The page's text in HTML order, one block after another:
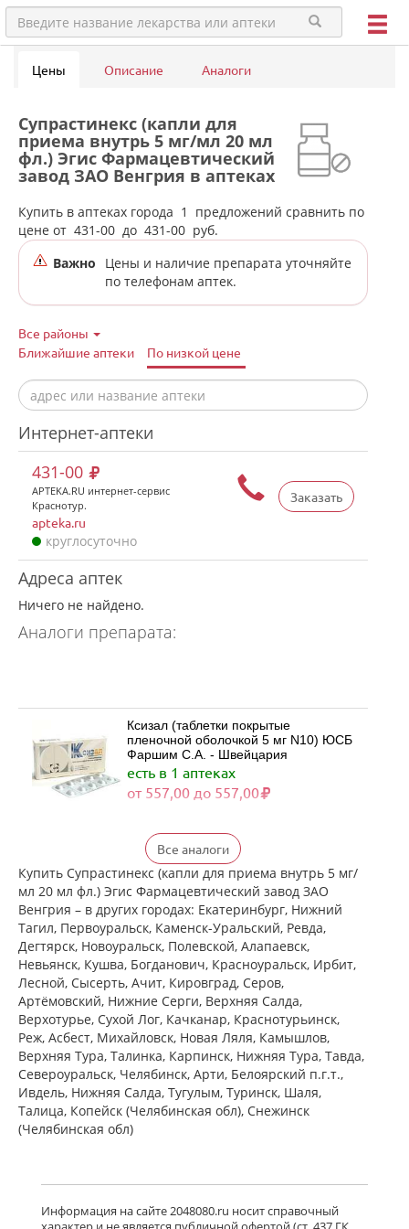
Цены Описание Аналоги
Супрастинекс (капли для
приема внутрь 5 мг/мл 20 мл
фл.) Эгис Фармацевтический
завод ЗАО Венгрия в аптеках
города Краснотурьинска
Купить в аптеках города 1
предложений сравнить по
цене от 431-00 до 431-00 руб.
Важно
Цены и наличие препарата уточняйте
по телефонам аптек.
Все районы
Ближайшие аптеки
По низкой цене
Интернет-аптеки
Заказать
431-00
APTEKA.RU интернет-сервис
Краснотур.
apteka.ru
круглосуточно
Адреса аптек
Ничего не найдено.
Аналоги препарата:
Ксизал (таблетки покрытые
пленочной оболочкой 5 мг N10) ЮСБ
Фаршим С.А. - Швейцария
есть в 1 аптеках
от 557,00 до 557,00
Ксизал (таблетки покрытые
пленочной оболочкой 5 мг N14) ЮСБ
Фаршим С.А. - Швейцария
есть в 1 аптеках
от 727,00 до 727,00
Ксизал (таблетки покрытые
пленочной оболочкой 5 мг N7) ЮСБ
Фаршим С.А. - Швейцария
есть в 1 аптеках
от 442,00 до 442,00
Ксизал (капли для приема внутрь 5
мг/мл 10 мл, флакон-капельница)
ЮСБ Фаршим С.А., Эйсика
Фармасьютикалз С.р.Л. - Италия
есть в 1 аптеках
Гленцет (таблетки покрытые
пленочной оболочкой 5 мг N10)
Гленмарк Дженерикс Лимитед -
Все аналоги
Купить Супрастинекс (капли для приема внутрь 5 мг/
мл 20 мл фл.) Эгис Фармацевтический завод ЗАО
Венгрия – в других городах: Екатеринбург, Нижний
Тагил, Первоуральск, Каменск-Уральский, Ревда,
Дегтярск, Новоуральск, Полевской, Алапаевск,
Невьянск, Кушва, Богданович, Красноуральск, Ирбит,
Лесной, Сысерть, Ачит, Кировград, Серов,
Артёмовский, Нижние Cерги, Верхняя Салда,
Верхотурье, Сухой Лог, Качканар, Краснотурьинск,
Реж, Асбест, Михайловск, Новая Ляля, Камышлов,
Верхняя Тура, Талинка, Карпинск, Нижняя Тура, Тавда,
Североуральск, Челябинск, Арти, Белоярский п.г.т.,
Ивдель, Нижняя Салда, Тугулым, Туринск, Шаля,
Талица, Копейск (Челябинская обл), Снежинск
(Челябинская обл)
Информация на сайте 2048080.ru носит справочный